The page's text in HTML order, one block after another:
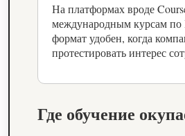
На платформах вроде
международным курсам по
формат удобен, когда
протестировать интерес
Где обучение